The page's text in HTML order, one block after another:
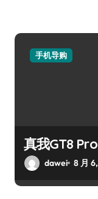
手机导购
真我GT8
dawei 8 月